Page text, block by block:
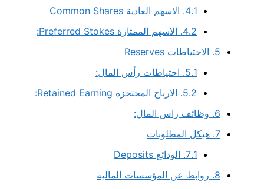
4.1. الاسهم العادية Common Shares
4.2. الاسهم الممتازة Preferred Stokes:
5. الاحتياطات Reserves
5.1. احتياطات رأس المال:
5.2. الارباح المحتجزة Retained Earning:
6. وظائف راس المال:
7. هيكل المطلوبات
7.1. الودائع Deposits
8. روابط عن المؤسسات المالية